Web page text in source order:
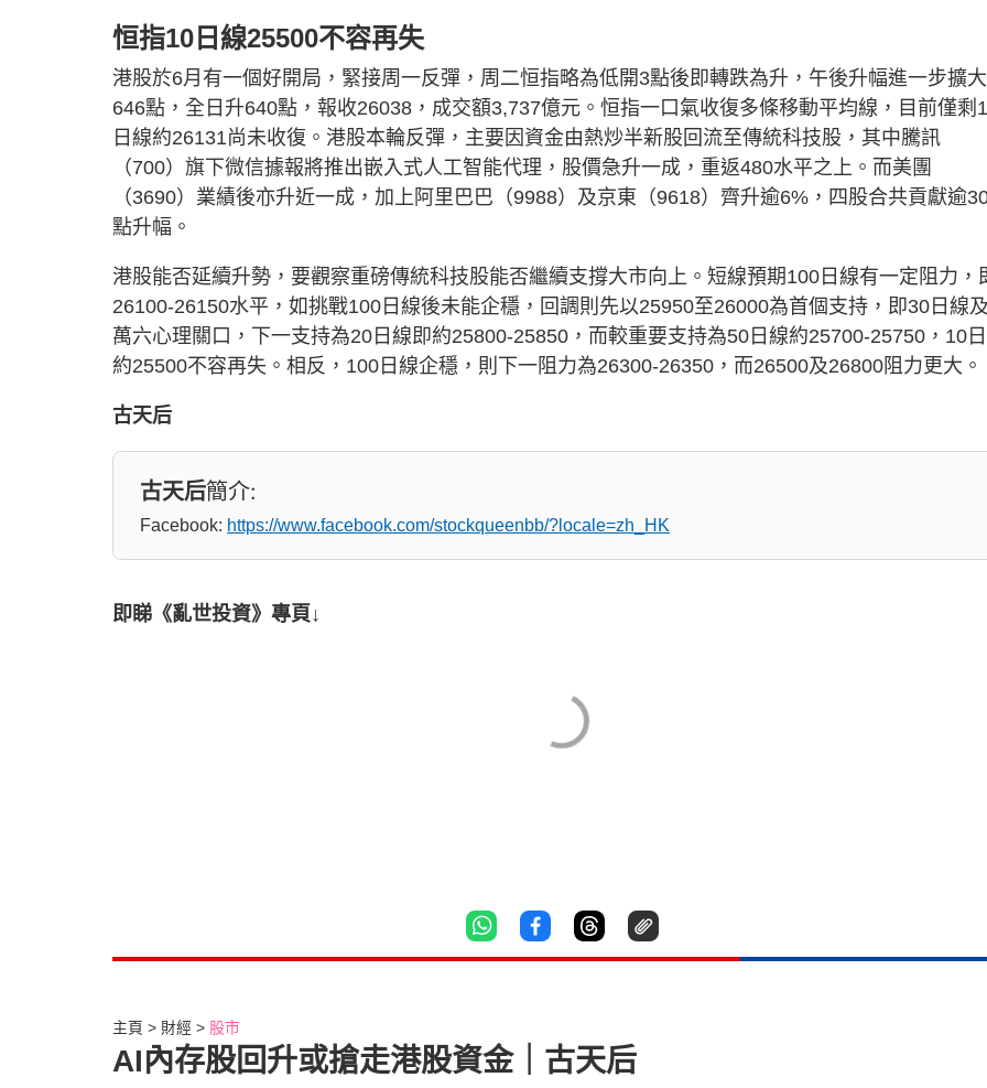
恒指10日線25500不容再失
港股於6月有一個好開局，緊接周一反彈，周二恒指略為低開3點後即轉跌為升，午後升幅進一步擴
646點，全日升640點，報收26038，成交額3,737億元。恒指一口氣收復多條移動平均線，目前僅剩
日線約26131尚未收復。港股本輪反彈，主要因資金由熱炒半新股回流至傳統科技股，其中騰訊
（700）旗下微信據報將推出嵌入式人工智能代理，股價急升一成，重返480水平之上。而美團
（3690）業績後亦升近一成，加上阿里巴巴（9988）及京東（9618）齊升逾6%，四股合共貢獻逾
點升幅。
港股能否延續升勢，要觀察重磅傳統科技股能否繼續支撐大市向上。短線預期100日線有一定阻力，
26100-26150水平，如挑戰100日線後未能企穩，回調則先以25950至26000為首個支持，即30日線
萬六心理關口，下一支持為20日線即約25800-25850，而較重要支持為50日線約25700-25750，10
約25500不容再失。相反，100日線企穩，則下一阻力為26300-26350，而26500及26800阻力更大。
古天后
古天后簡介:
Facebook: https://www.facebook.com/stockqueenbb/?locale=zh_HK
即睇《亂世投資》專頁↓
主頁 財經 股市
AI內存股回升或搶走港股資金｜古天后